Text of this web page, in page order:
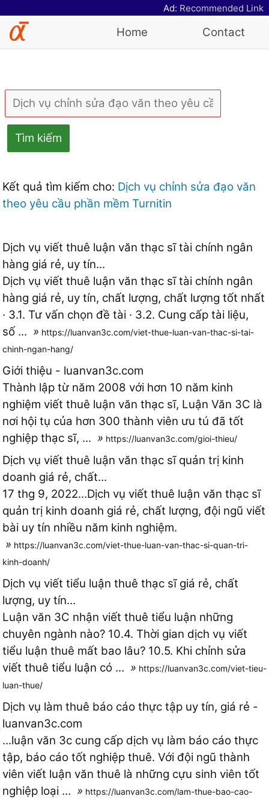
Ad: Recommended Link
Home Contact
Tìm kiếm
Kết quả tìm kiếm cho: Dịch vụ chỉnh sửa đạo văn
theo yêu cầu phần mềm Turnitin
Dịch vụ viết thuê luận văn thạc sĩ tài chính ngân
hàng giá rẻ, uy tín...
Dịch vụ viết thuê luận văn thạc sĩ tài chính ngân
hàng giá rẻ, uy tín, chất lượng, chất lượng tốt nhất
· 3.1. Tư vấn chọn đề tài · 3.2. Cung cấp tài liệu,
số ... » https://luanvan3c.com/viet-thue-luan-van-thac-si-tai-
chinh-ngan-hang/
Giới thiệu - luanvan3c.com
Thành lập từ năm 2008 với hơn 10 năm kinh
nghiệm viết thuê luận văn thạc sĩ, Luận Văn 3C là
nơi hội tụ của hơn 300 thành viên ưu tú đã tốt
nghiệp thạc sĩ, ... » https://luanvan3c.com/gioi-thieu/
Dịch vụ viết thuê luận văn thạc sĩ quản trị kinh
doanh giá rẻ, chất...
17 thg 9, 2022...Dịch vụ viết thuê luận văn thạc sĩ
quản trị kinh doanh giá rẻ, chất lượng, đội ngũ viết
bài uy tín nhiều năm kinh nghiệm.
» https://luanvan3c.com/viet-thue-luan-van-thac-si-quan-tri-
kinh-doanh/
Dịch vụ viết tiểu luận thuê thạc sĩ giá rẻ, chất
lượng, uy tín...
Luận văn 3C nhận viết thuê tiểu luận những
chuyên ngành nào? 10.4. Thời gian dịch vụ viết
tiểu luận thuê mất bao lâu? 10.5. Khi chỉnh sửa
viết thuê tiểu luận có ... » https://luanvan3c.com/viet-tieu-
luan-thue/
Dịch vụ làm thuê báo cáo thực tập uy tín, giá rẻ -
luanvan3c.com
...luận văn 3c cung cấp dịch vụ làm báo cáo thực
tập, báo cáo tốt nghiệp thuê. Với đội ngũ thành
viên viết luận văn thuê là những cựu sinh viên tốt
nghiệp loại ... » https://luanvan3c.com/lam-thue-bao-cao-